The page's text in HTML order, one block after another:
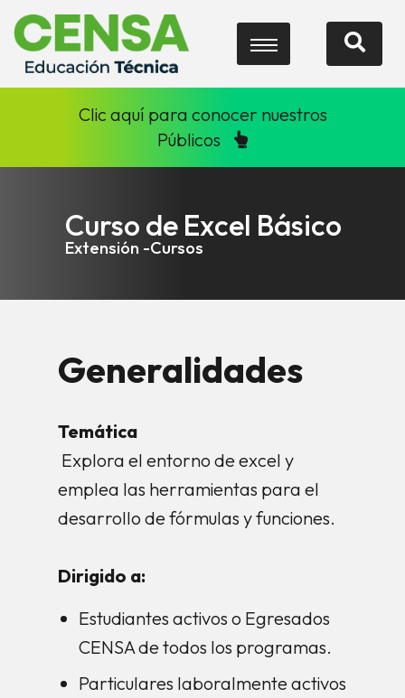
Clic aquí para conocer nuestros
Públicos
Curso de Excel Básico
Extensión -Cursos
Generalidades
Temática
Explora el entorno de excel y
emplea las herramientas para el
desarrollo de fórmulas y funciones.
Dirigido a:
Estudiantes activos o Egresados
CENSA de todos los programas.
Particulares laboralmente activos